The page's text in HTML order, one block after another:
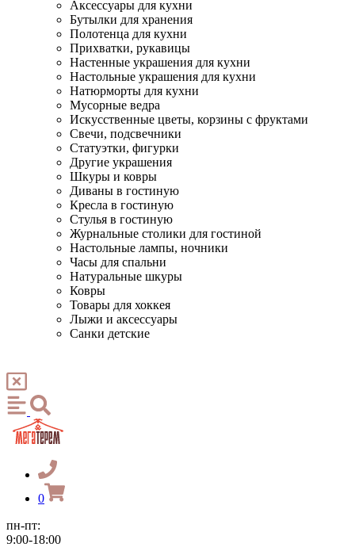
Аксессуары для кухни
Бутылки для хранения
Полотенца для кухни
Прихватки, рукавицы
Настенные украшения для кухни
Настольные украшения для кухни
Натюрморты для кухни
Мусорные ведра
Искусственные цветы, корзины с фруктами
Свечи, подсвечники
Статуэтки, фигурки
Другие украшения
Шкуры и ковры
Диваны в гостиную
Кресла в гостиную
Стулья в гостиную
Журнальные столики для гостиной
Настольные лампы, ночники
Часы для спальни
Натуральные шкуры
Ковры
Товары для хоккея
Лыжи и аксессуары
Санки детские
0
пн-пт:
9:00-18:00